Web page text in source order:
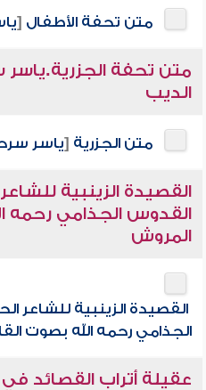
متن تحفة الأطفال [
متن تحفة الجزرية.ياسر
الديب
متن الجزرية [ياسر
القصيدة الزينبية
القدوس الجذامي رحمه
المروش
القصيدة الزينبية للشاعر
الجذامي رحمه الله بصوت
عقيلة أتراب القصائد